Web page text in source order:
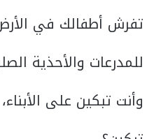
تفرش أطفالك في
للمدرعات والأحذية
وأنت تبكين على الأبناء،